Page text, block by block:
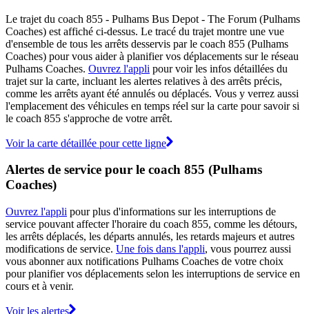
Le trajet du coach 855 - Pulhams Bus Depot - The Forum (Pulhams
Coaches) est affiché ci-dessus. Le tracé du trajet montre une vue
d'ensemble de tous les arrêts desservis par le coach 855 (Pulhams
Coaches) pour vous aider à planifier vos déplacements sur le réseau
Pulhams Coaches. Ouvrez l'appli pour voir les infos détaillées du
trajet sur la carte, incluant les alertes relatives à des arrêts précis,
comme les arrêts ayant été annulés ou déplacés. Vous y verrez aussi
l'emplacement des véhicules en temps réel sur la carte pour savoir si
le coach 855 s'approche de votre arrêt.
Voir la carte détaillée pour cette ligne
Alertes de service pour le coach 855 (Pulhams
Coaches)
Ouvrez l'appli pour plus d'informations sur les interruptions de
service pouvant affecter l'horaire du coach 855, comme les détours,
les arrêts déplacés, les départs annulés, les retards majeurs et autres
modifications de service. Une fois dans l'appli, vous pourrez aussi
vous abonner aux notifications Pulhams Coaches de votre choix
pour planifier vos déplacements selon les interruptions de service en
cours et à venir.
Voir les alertes